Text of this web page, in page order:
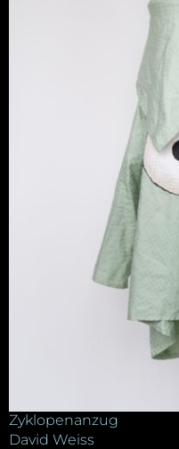
Zyklopenanzug
David Weiss